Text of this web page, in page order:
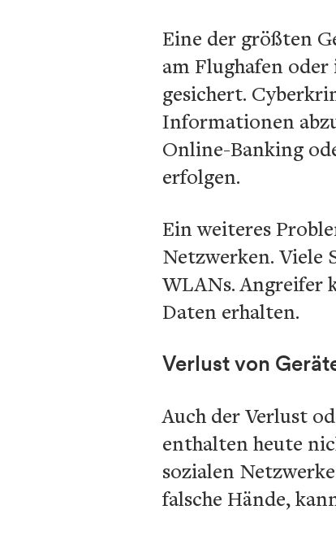
Eine der größten
am Flughafen
gesichert.
Informationen
Online-Banking
erfolgen.
Ein weiteres
Netzwerken. Viele
WLANs. Angreifer
Daten erhalten.
Verlust von
Auch der Verlust
enthalten heute
sozialen
falsche Hände,